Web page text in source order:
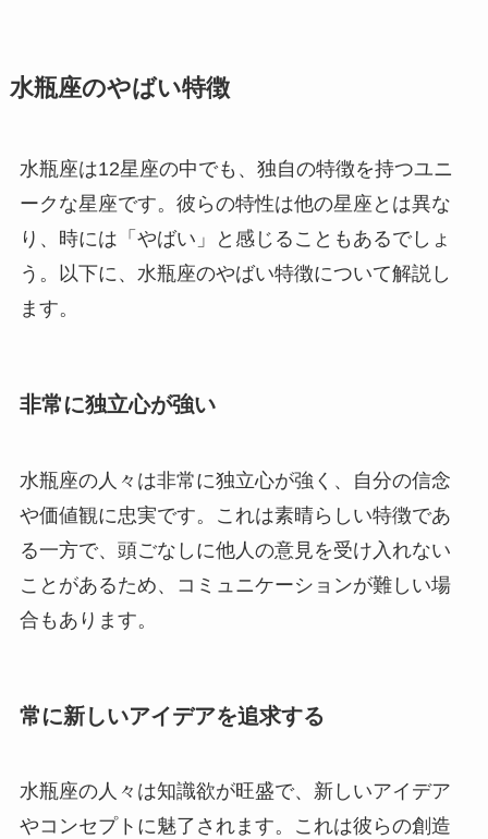
水瓶座のやばい特徴
水瓶座は12星座の中でも、独自の特徴を持つユニ
ークな星座です。彼らの特性は他の星座とは異な
り、時には「やばい」と感じることもあるでしょ
う。以下に、水瓶座のやばい特徴について解説し
ます。
非常に独立心が強い
水瓶座の人々は非常に独立心が強く、自分の信念
や価値観に忠実です。これは素晴らしい特徴であ
る一方で、頭ごなしに他人の意見を受け入れない
ことがあるため、コミュニケーションが難しい場
合もあります。
常に新しいアイデアを追求する
水瓶座の人々は知識欲が旺盛で、新しいアイデア
やコンセプトに魅了されます。これは彼らの創造